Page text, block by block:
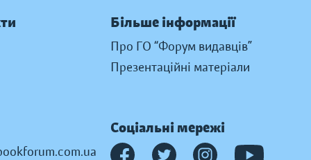
Більше інформації
Про ГО “Форум видавців”
Презентаційні матеріали
Соціальні мережі